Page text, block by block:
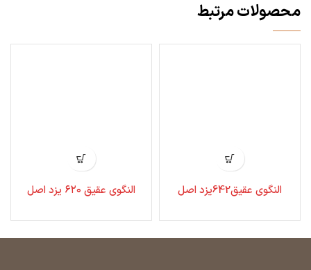
محصولات مرتبط
النگوی عقیق642یزد اصل النگوی عقیق ۶۲۰ یزد اصل